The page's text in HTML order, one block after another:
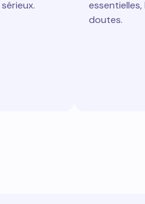
essentielles,
doutes.